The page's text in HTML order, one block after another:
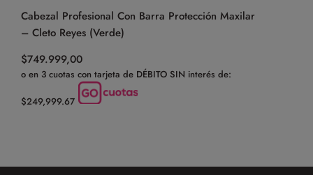
Cabezal Profesional Con Barra Protección Maxilar
– Cleto Reyes (Verde)
$749.999,00
o en 3 cuotas con tarjeta de DÉBITO SIN interés de:
$249,999.67